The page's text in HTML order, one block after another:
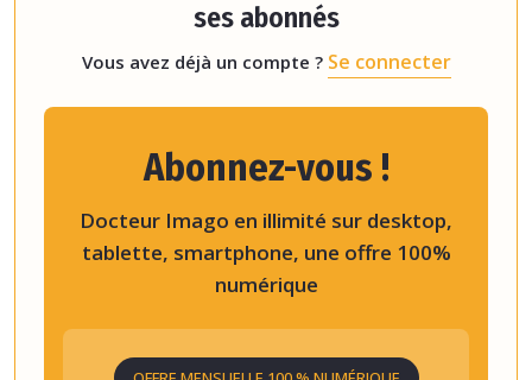
ses abonnés
Vous avez déjà un compte ? Se connecter
Abonnez-vous !
Docteur Imago en illimité sur desktop,
tablette, smartphone, une offre 100%
numérique